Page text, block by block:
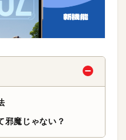
邪魔じゃない？